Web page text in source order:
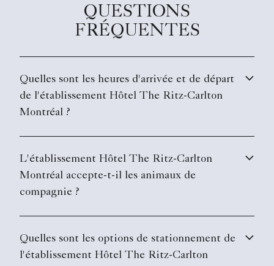
QUESTIONS
FRÉQUENTES
Quelles sont les heures d'arrivée et de départ
de l'établissement Hôtel The Ritz-Carlton
Montréal ?
L'établissement Hôtel The Ritz-Carlton
Montréal accepte-t-il les animaux de
compagnie ?
Quelles sont les options de stationnement de
l'établissement Hôtel The Ritz-Carlton